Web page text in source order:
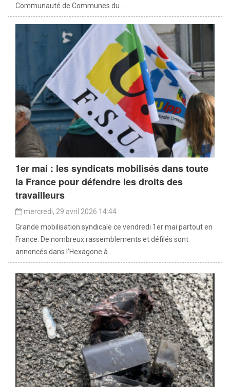
Communauté de Communes du...
1er mai : les syndicats mobilisés dans toute
la France pour défendre les droits des
travailleurs
mercredi, 29 avril 2026 14:44
Grande mobilisation syndicale ce vendredi 1er mai partout en
France. De nombreux rassemblements et défilés sont
annoncés dans l’Hexagone à...